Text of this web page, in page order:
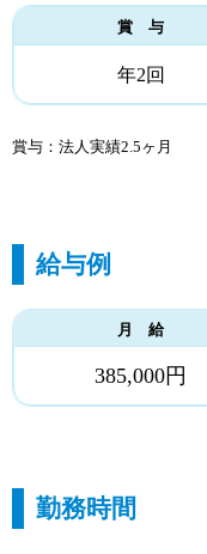
賞 与
年2回
賞与：法人実績2.5ヶ月
給与例
月 給
385,000円
勤務時間